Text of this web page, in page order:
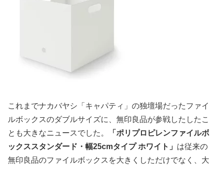
これまでナカバヤシ「キャパティ」の独壇場だったファイ
ルボックスのダブルサイズに、無印良品が参戦したしたこ
とも大きなニュースでした。
「ポリプロピレンファイルボ
ックススタンダード・幅25cmタイプ ホワイト」 は従来の
無印良品のファイルボックスを大きくしただけでなく、大